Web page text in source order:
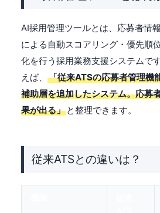
AI採用管理ツールとは、応募者情
による自動スコアリング・優先順
化を行う採用業務支援システムで
えば、「従来ATSの応募者管理機
補助層を追加したシステム。応募
果が出る」と整理できます。
従来ATSとの違いは？